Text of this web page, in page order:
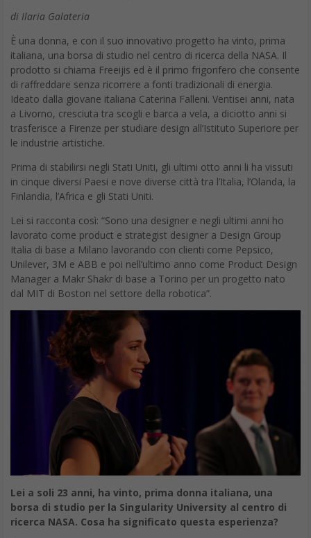
di Ilaria Galateria
È una donna, e con il suo innovativo progetto ha vinto, prima
italiana, una borsa di studio nel centro di ricerca della NASA. Il
prodotto si chiama Freeijis ed è il primo frigorifero che consente
di raffreddare senza ricorrere a fonti tradizionali di energia.
Ideato dalla giovane italiana Caterina Falleni. Ventisei anni, nata
a Livorno, cresciuta tra scogli e barca a vela, a diciotto anni si
trasferisce a Firenze per studiare design all’Istituto Superiore per
le industrie artistiche.
Prima di stabilirsi negli Stati Uniti, gli ultimi otto anni li ha vissuti
in cinque diversi Paesi e nove diverse città tra l’Italia, l’Olanda, la
Finlandia, l’Africa e gli Stati Uniti.
Lei si racconta così: “Sono una designer e negli ultimi anni ho
lavorato come product e strategist designer a Design Group
Italia di base a Milano lavorando con clienti come Pepsico,
Unilever, 3M e ABB e poi nell’ultimo anno come Product Design
Manager a Makr Shakr di base a Torino per un progetto nato
dal MIT di Boston nel settore della robotica”.
Lei a soli 23 anni, ha vinto, prima donna italiana, una
borsa di studio per la Singularity University al centro di
ricerca NASA. Cosa ha significato questa esperienza?